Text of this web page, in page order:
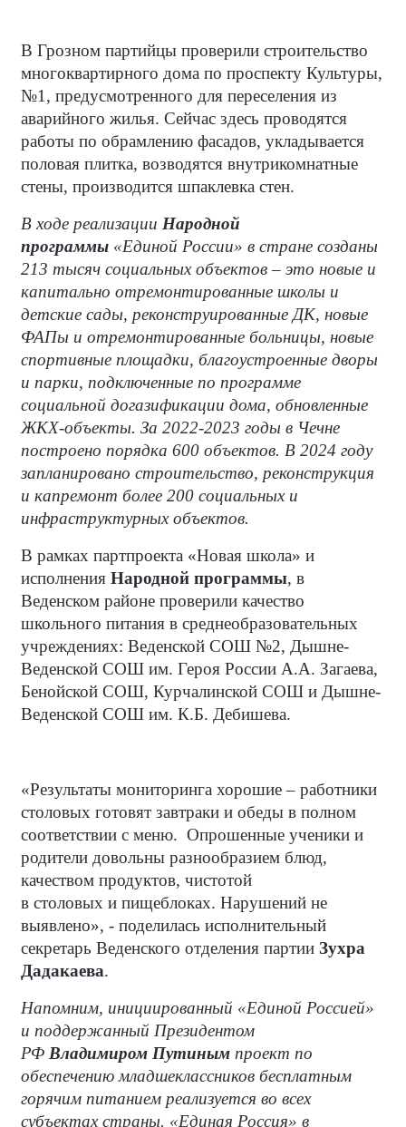
В Грозном партийцы проверили строительство
многоквартирного дома по проспекту Культуры,
№1, предусмотренного для переселения из
аварийного жилья. Сейчас здесь проводятся
работы по обрамлению фасадов, укладывается
половая плитка, возводятся внутрикомнатные
стены, производится шпаклевка стен.
В ходе реализации Народной
программы «Единой России» в стране созданы
213 тысяч социальных объектов – это новые и
капитально отремонтированные школы и
детские сады, реконструированные ДК, новые
ФАПы и отремонтированные больницы, новые
спортивные площадки, благоустроенные дворы
и парки, подключенные по программе
социальной догазификации дома, обновленные
ЖКХ-объекты. За 2022-2023 годы в Чечне
построено порядка 600 объектов. В 2024 году
запланировано строительство, реконструкция
и капремонт более 200 социальных и
инфраструктурных объектов.
В рамках партпроекта «Новая школа» и
исполнения Народной программы, в
Веденском районе проверили качество
школьного питания в среднеобразовательных
учреждениях: Веденской СОШ №2, Дышне-
Веденской СОШ им. Героя России А.А. Загаева,
Бенойской СОШ, Курчалинской СОШ и Дышне-
Веденской СОШ им. К.Б. Дебишева.
«Результаты мониторинга хорошие – работники
столовых готовят завтраки и обеды в полном
соответствии с меню. Опрошенные ученики и
родители довольны разнообразием блюд,
качеством продуктов, чистотой
в столовых и пищеблоках. Нарушений не
выявлено», - поделилась исполнительный
секретарь Веденского отделения партии Зухра
Дадакаева.
Напомним, инициированный «Единой Россией»
и поддержанный Президентом
РФ Владимиром Путиным проект по
обеспечению младшеклассников бесплатным
горячим питанием реализуется во всех
субъектах страны. «Единая Россия» в